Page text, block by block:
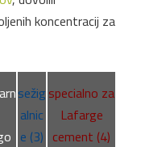
koncentracij za
sežig
alnic
e (3)
specialno za
Lafarge
cement (4)